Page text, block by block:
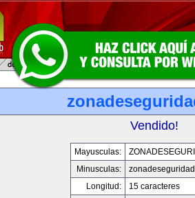
Vendido!
Mayusculas:
Minusculas:
Longitud:
15 caracteres